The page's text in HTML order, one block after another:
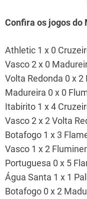
Confira os jogos do
Athletic 1 x 0
Vasco 2 x 0
Volta Redonda 0 x
Madureira 0 x 0
Itabirito 1 x 4
Vasco 2 x 2 Volta
Botafogo 1 x 3
Vasco 1 x 2
Portuguesa 0 x 5
Água Santa 1 x 1
Botafogo 0 x 2